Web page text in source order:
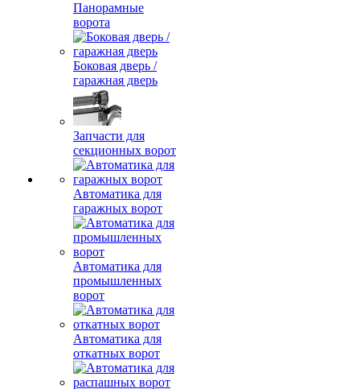
Панорамные
ворота
Боковая дверь /
гаражная дверь
Запчасти для
секционных ворот
Автоматика для
гаражных ворот
Автоматика для
промышленных
ворот
Автоматика для
откатных ворот